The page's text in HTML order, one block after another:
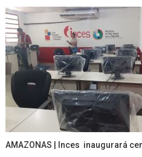
AMAZONAS | Inces inaugurará